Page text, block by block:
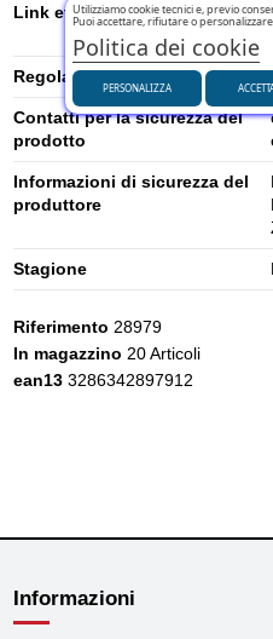
Link etichetta energetica UE
Regolamento UE (2020/740)
Contatti per la sicurezza del
prodotto
Informazioni di sicurezza del
produttore
Stagione
Riferimento 28979
In magazzino 20 Articoli
ean13 3286342897912
Informazioni
Utilizziamo cookie tecnici e, previo
Puoi accettare, rifiutare o
Politica dei cookie
PERSONALIZZA